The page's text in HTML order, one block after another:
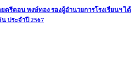
รีดอน หงษ์ทอง รองผู้อำนวยการโรงเรียนฯ ได้
ประจำปี 2567